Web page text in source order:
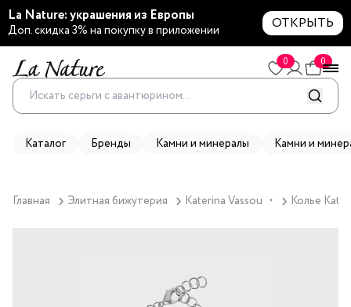
La Nature: украшения из Европы
Доп. скидка 3% на покупку в приложении ОТКРЫТЬ
0 0
Каталог Бренды Камни и минералы Камни и
Главная Элитная бижутерия Katerina Vassou ▼ Колье